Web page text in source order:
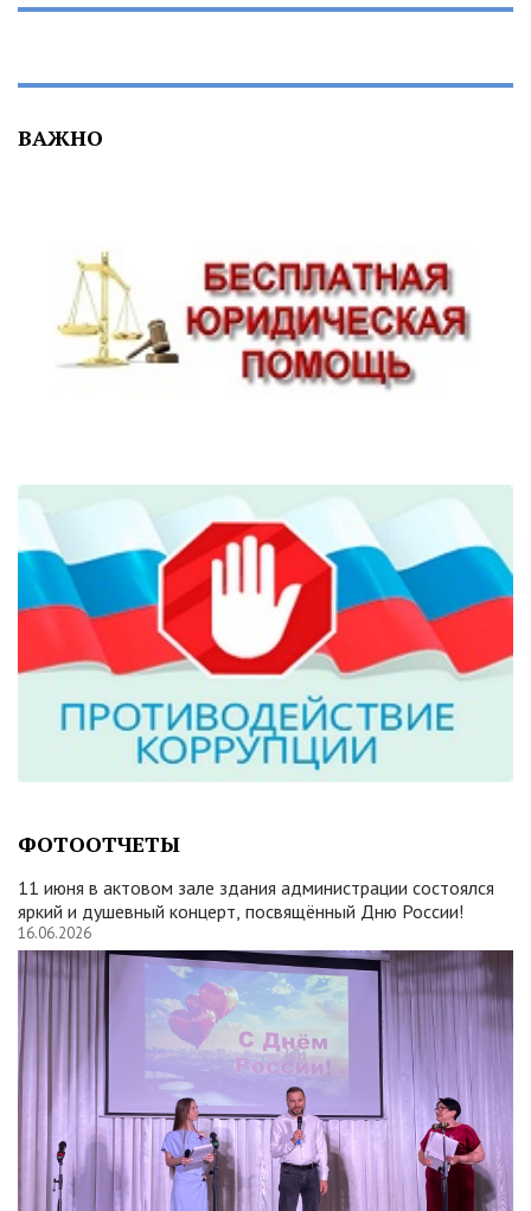
ВАЖНО
ФОТООТЧЕТЫ
11 июня в актовом зале здания администрации состоялся
яркий и душевный концерт, посвящённый Дню России!
16.06.2026